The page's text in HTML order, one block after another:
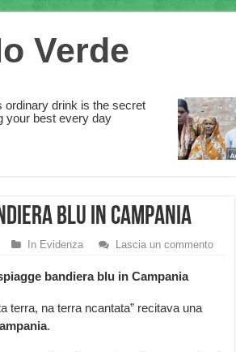
blu in Campania
In Evidenza Lascia un commento
terra, na terra ncantata” recitava una
.